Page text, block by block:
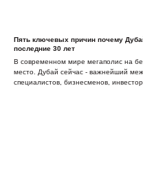
Пять ключевых причин почему
последние 30 лет
В современном мире мегаполис на
место. Дубай сейчас - важнейший
специалистов, бизнесменов,